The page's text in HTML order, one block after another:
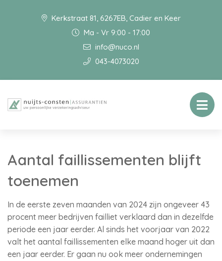
Kerkstraat 81, 6267EB, Cadier en Keer
Ma - Vr 9:00 - 17:00
info@nuco.nl
043-4073020
Aantal faillissementen blijft
toenemen
In de eerste zeven maanden van 2024 zijn ongeveer 43
procent meer bedrijven failliet verklaard dan in dezelfde
periode een jaar eerder. Al sinds het voorjaar van 2022
valt het aantal faillissementen elke maand hoger uit dan
een jaar eerder. Er gaan nu ook meer ondernemingen